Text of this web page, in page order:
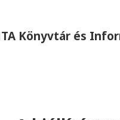
Könyvtár és